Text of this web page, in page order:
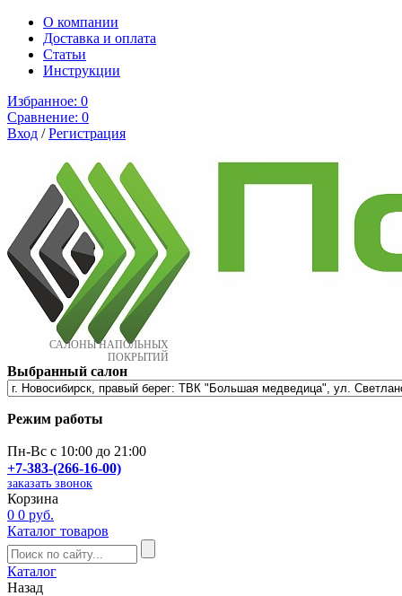
О компании
Доставка и оплата
Cтатьи
Инструкции
Избранное: 0
Сравнение: 0
Вход /Регистрация
САЛОНЫ НАПОЛЬНЫХ
ПОКРЫТИЙ
Выбранный салон
Режим работы
Пн-Вс с 10:00 до 21:00
+7-383-(266-16-00)
заказать звонок
Корзина
0 0 руб.
Каталог товаров
Каталог
Назад